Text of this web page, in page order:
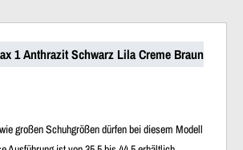
1 Anthrazit Schwarz Lila Creme Braun
großen Schuhgrößen dürfen bei diesem Modell